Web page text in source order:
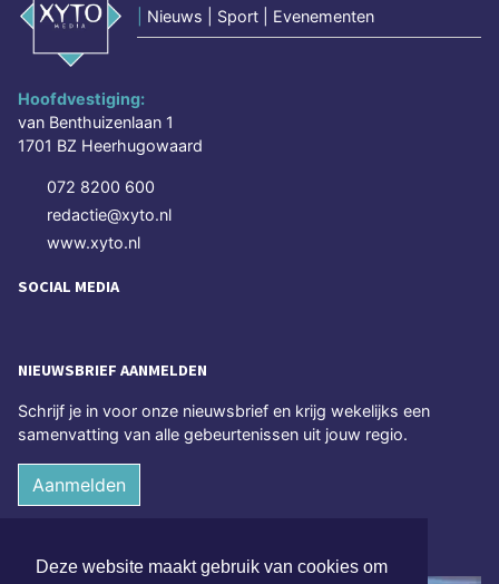
Deze website maakt gebruik van cookies om
Nieuws | Sport | Evenementen
Hoofdvestiging:
van Benthuizenlaan 1
1701 BZ Heerhugowaard
072 8200 600
redactie@xyto.nl
www.xyto.nl
SOCIAL MEDIA
NIEUWSBRIEF AANMELDEN
Schrijf je in voor onze nieuwsbrief en krijg wekelijks een
samenvatting van alle gebeurtenissen uit jouw regio.
Aanmelden